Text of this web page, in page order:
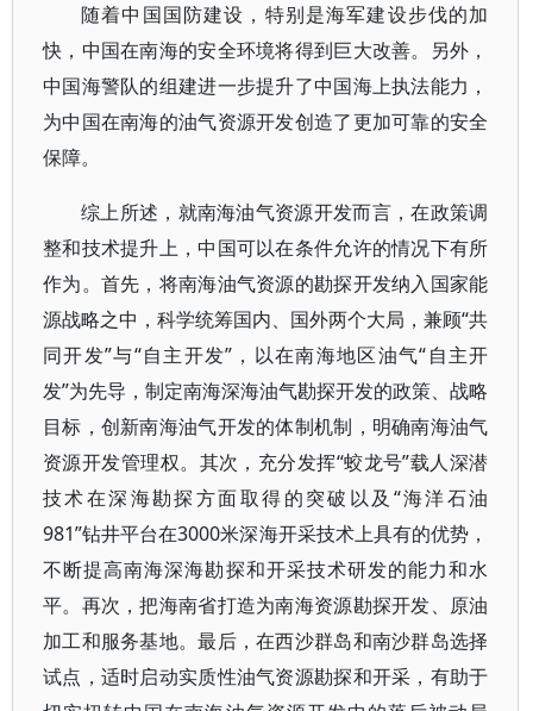
随着中国国防建设，特别是海军建设步伐的加
快，中国在南海的安全环境将得到巨大改善。另外，
中国海警队的组建进一步提升了中国海上执法能力，
为中国在南海的油气资源开发创造了更加可靠的安全
保障。
综上所述，就南海油气资源开发而言，在政策调
整和技术提升上，中国可以在条件允许的情况下有所
作为。首先，将南海油气资源的勘探开发纳入国家能
源战略之中，科学统筹国内、国外两个大局，兼顾“共
同开发”与“自主开发”，以在南海地区油气“自主开
发”为先导，制定南海深海油气勘探开发的政策、战略
目标，创新南海油气开发的体制机制，明确南海油气
资源开发管理权。其次，充分发挥“蛟龙号”载人深潜
技术在深海勘探方面取得的突破以及“海洋石油
981”钻井平台在3000米深海开采技术上具有的优势，
不断提高南海深海勘探和开采技术研发的能力和水
平。再次，把海南省打造为南海资源勘探开发、原油
加工和服务基地。最后，在西沙群岛和南沙群岛选择
试点，适时启动实质性油气资源勘探和开采，有助于